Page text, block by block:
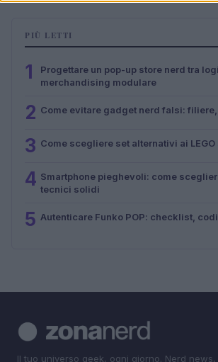
PIÙ LETTI
1
Progettare un pop-up store nerd tra
merchandising modulare
2 Come evitare gadget nerd falsi:
3 Come scegliere set alternativi ai
4 Smartphone pieghevoli: come
tecnici solidi
5 Autenticare Funko POP: checklist,
Il tuo universo geek, ogni giorno. Nerd